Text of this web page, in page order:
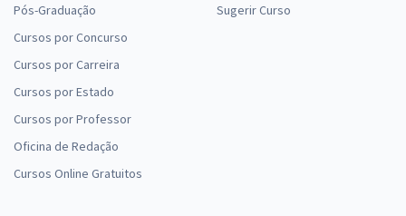
Pós-Graduação
Cursos por Concurso
Cursos por Carreira
Cursos por Estado
Cursos por Professor
Oficina de Redação
Cursos Online Gratuitos
Sugerir Curso